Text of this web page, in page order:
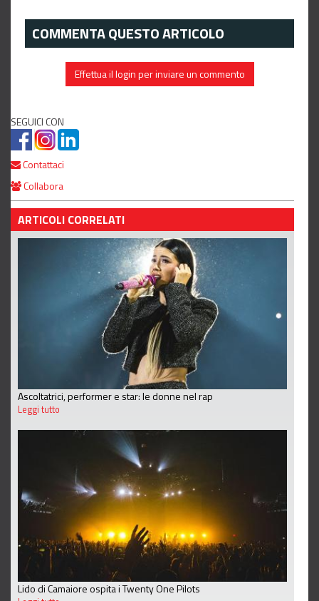
COMMENTA QUESTO ARTICOLO
Effettua il login per inviare un commento
SEGUICI CON
Contattaci
Collabora
ARTICOLI CORRELATI
Ascoltatrici, performer e star: le donne nel rap
Leggi tutto
Lido di Camaiore ospita i Twenty One Pilots